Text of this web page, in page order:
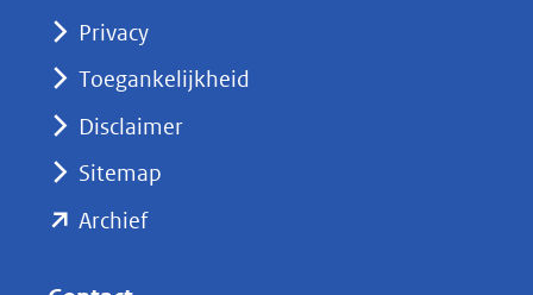
nieuw
naar
Privacy
Toegankelijkheid
Disclaimer
Sitemap
Archief(opent